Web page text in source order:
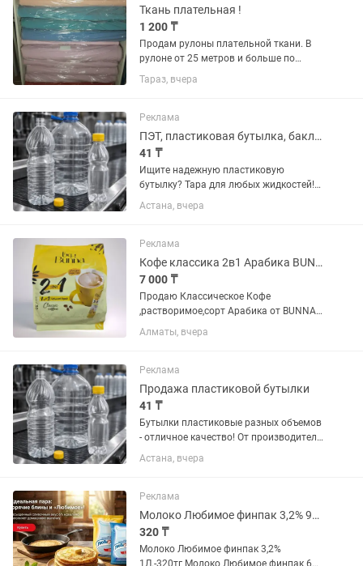
Ткань плательная !
1 200 ₸
Продам рулоны плательной ткани. В
рулоне от 25 метров и больше по
оптовой цене "барби" красная, "туран"
бордовый, бирюзовый и электрик,
сиреневый, голубой, розовый,...
Тараз, вчера
Реклама
ПЭТ, пластиковая бутылка, баклажка, тара
41 ₸
Ищите надежную пластиковую
бутылку? Тара для любых жидкостей!
Оптом и в розницу от производителя
Прочные, прозрачные, герметичные -
масла, молока, пива, технических...
Астана, вчера
Реклама
Кофе классика 2в1 Арабика BUNNA растворимый 30 пакетиков
7 000 ₸
Продаю Классическое Кофе
,растворимое,сорт Арабика от BUNNA ,
Саудовская Аравия, 30 пакетиков,без
натуральный вкус кофе без...
Алматы, вчера
Реклама
Продажа пластиковой бутылки
41 ₸
Бутылки пластиковые разных объемов
- отличное качество! От производителя
Идеально подходит для воды, сока,
масла, молока, пива, кваса, бытовой
Качественный пищевой...
Астана, вчера
Реклама
Молоко Любимое финпак 3,2% 900мл
320 ₸
Молоко Любимое финпак 3,2%
1Л.-320тг Молоко Любимое финпак 6%